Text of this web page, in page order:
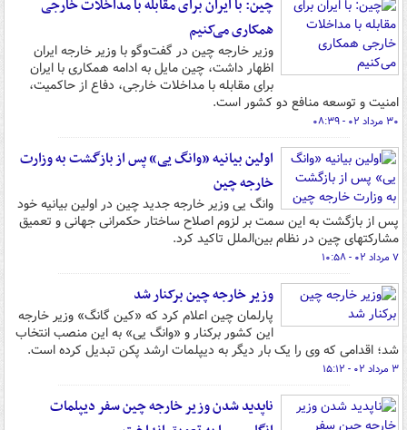
چین: با ایران برای مقابله با مداخلات خارجی
همکاری می‌کنیم
وزیر خارجه چین در گفت‌وگو با وزیر خارجه ایران
اظهار داشت، چین مایل به ادامه همکاری با ایران
برای مقابله با مداخلات خارجی، دفاع از حاکمیت،
امنیت و توسعه منافع دو کشور است.
۳۰ مرداد ۰۲ - ۰۸:۳۹
اولین بیانیه «وانگ یی» پس از بازگشت به وزارت
خارجه چین
وانگ یی وزیر خارجه جدید چین در اولین بیانیه خود
پس از بازگشت به این سمت بر لزوم اصلاح ساختار حکمرانی جهانی و تعمیق
مشارکتهای چین در نظام بین‌الملل تاکید کرد.
۷ مرداد ۰۲ - ۱۰:۵۸
وزیر خارجه چین برکنار شد
پارلمان چین اعلام کرد که «کین گانگ» وزیر خارجه
این کشور برکنار و «وانگ یی» به این منصب انتخاب
شد؛ اقدامی که وی را یک بار دیگر به دیپلمات ارشد پکن تبدیل کرده است.
۳ مرداد ۰۲ - ۱۵:۱۲
ناپدید شدن وزیر خارجه چین سفر دیپلمات